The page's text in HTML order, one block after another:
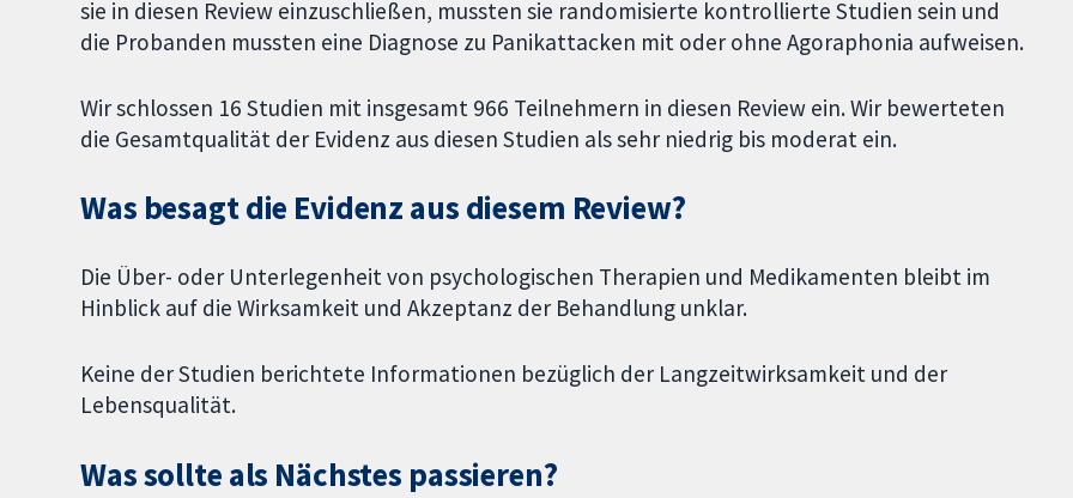
sie in diesen Review einzuschließen, mussten sie randomisierte kontrollierte Studien sein und
die Probanden mussten eine Diagnose zu Panikattacken mit oder ohne Agoraphonia aufweisen.
Wir schlossen 16 Studien mit insgesamt 966 Teilnehmern in diesen Review ein. Wir bewerteten
die Gesamtqualität der Evidenz aus diesen Studien als sehr niedrig bis moderat ein.
Was besagt die Evidenz aus diesem Review?
Die Über- oder Unterlegenheit von psychologischen Therapien und Medikamenten bleibt im
Hinblick auf die Wirksamkeit und Akzeptanz der Behandlung unklar.
Keine der Studien berichtete Informationen bezüglich der Langzeitwirksamkeit und der
Lebensqualität.
Was sollte als Nächstes passieren?